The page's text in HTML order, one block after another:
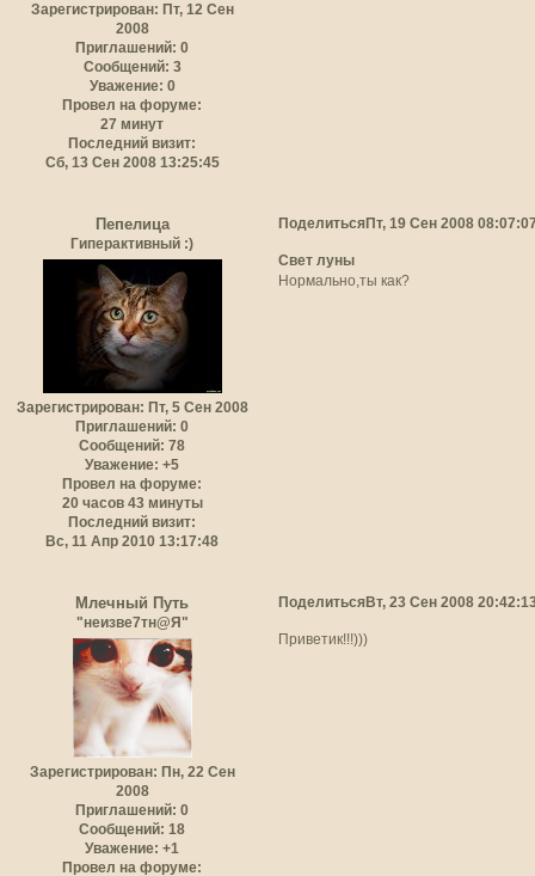
Зарегистрирован: Пт, 12 Сен
2008
Приглашений: 0
Сообщений: 3
Уважение: 0
Провел на форуме:
27 минут
Последний визит:
Сб, 13 Сен 2008 13:25:45
ПоделитьсяПт, 19 Сен 2008
Пепелица
Гиперактивный :)
Зарегистрирован: Пт, 5 Сен 2008
Приглашений: 0
Сообщений: 78
Уважение: +5
Провел на форуме:
20 часов 43 минуты
Последний визит:
Вс, 11 Апр 2010 13:17:48
Свет луны
Нормально,ты как?
ПоделитьсяВт, 23 Сен 2008
Млечный Путь
"неизве7тн@Я"
Зарегистрирован: Пн, 22 Сен
2008
Приглашений: 0
Сообщений: 18
Уважение: +1
Провел на форуме:
Приветик!!!)))